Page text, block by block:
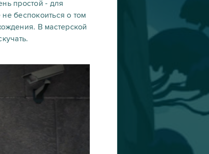
простой - для
беспокоиться о том
В мастерской